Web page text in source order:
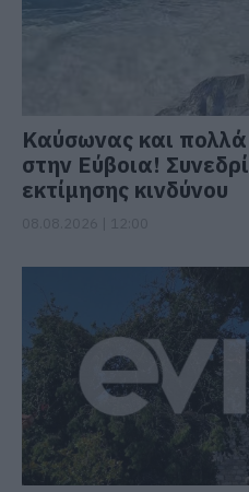
Καύσωνας και
στην Εύβοια!
εκτίμησης κινδύνου